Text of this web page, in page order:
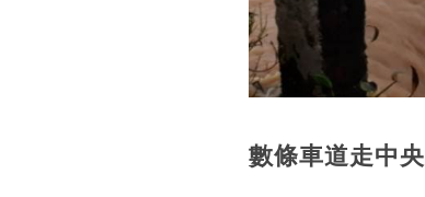
數條車道走中央